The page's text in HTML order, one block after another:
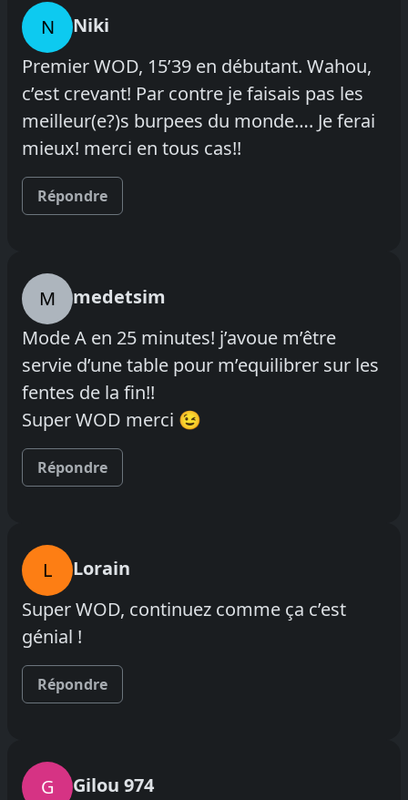
N
Niki
Premier WOD, 15’39 en débutant. Wahou,
c’est crevant! Par contre je faisais pas les
meilleur(e?)s burpees du monde…. Je ferai
mieux! merci en tous cas!!
Répondre
M
medetsim
Mode A en 25 minutes! j’avoue m’être
servie d’une table pour m’equilibrer sur les
fentes de la fin!!
Super WOD merci 😉
Répondre
L
Lorain
Super WOD, continuez comme ça c’est
génial !
Répondre
G
Gilou 974